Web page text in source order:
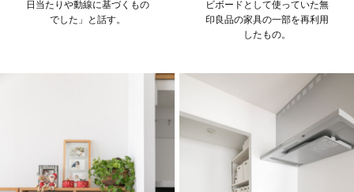
日当たりや動線に基づくもの
でした」と話す。
ビボードとして使っていた無
印良品の家具の一部を再利用
したもの。